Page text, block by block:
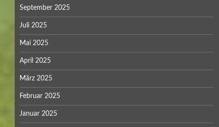
September 2025
Juli 2025
Mai 2025
April 2025
März 2025
Februar 2025
Januar 2025